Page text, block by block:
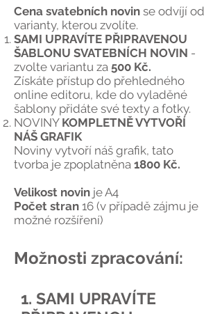
Cena svatebních novin se odvíjí od
varianty, kterou zvolíte.
SAMI UPRAVÍTE PŘIPRAVENOU
ŠABLONU SVATEBNÍCH NOVIN -
zvolte variantu za 500 Kč.
Získáte přístup do přehledného
online editoru, kde do vyladěné
šablony přidáte své texty a fotky.
NOVINY KOMPLETNĚ VYTVOŘÍ
NÁŠ GRAFIK
Noviny vytvoří náš grafik, tato
tvorba je zpoplatněna 1800 Kč.
Velikost novin je A4
Počet stran 16 (v případě zájmu je
možné rozšíření)
Možnosti zpracování:
1. SAMI UPRAVÍTE